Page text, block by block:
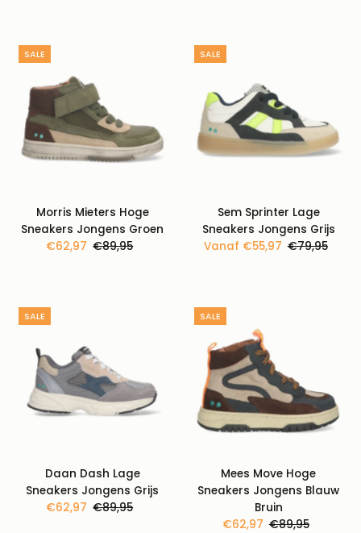
SALE
Morris Mieters Hoge
Sneakers Jongens Groen
Kortingsprijs
€62,97 Normale
€89,95
SALE
Sem Sprinter Lage
Sneakers Jongens Grijs
Kortingsprijs
Vanaf €55,97 Normale
€79,95
SALE
Daan Dash Lage
Sneakers Jongens Grijs
Kortingsprijs
€62,97 Normale
€89,95
SALE
Mees Move Hoge
Sneakers Jongens Blauw
Bruin
Kortingsprijs
€62,97 Normale
€89,95